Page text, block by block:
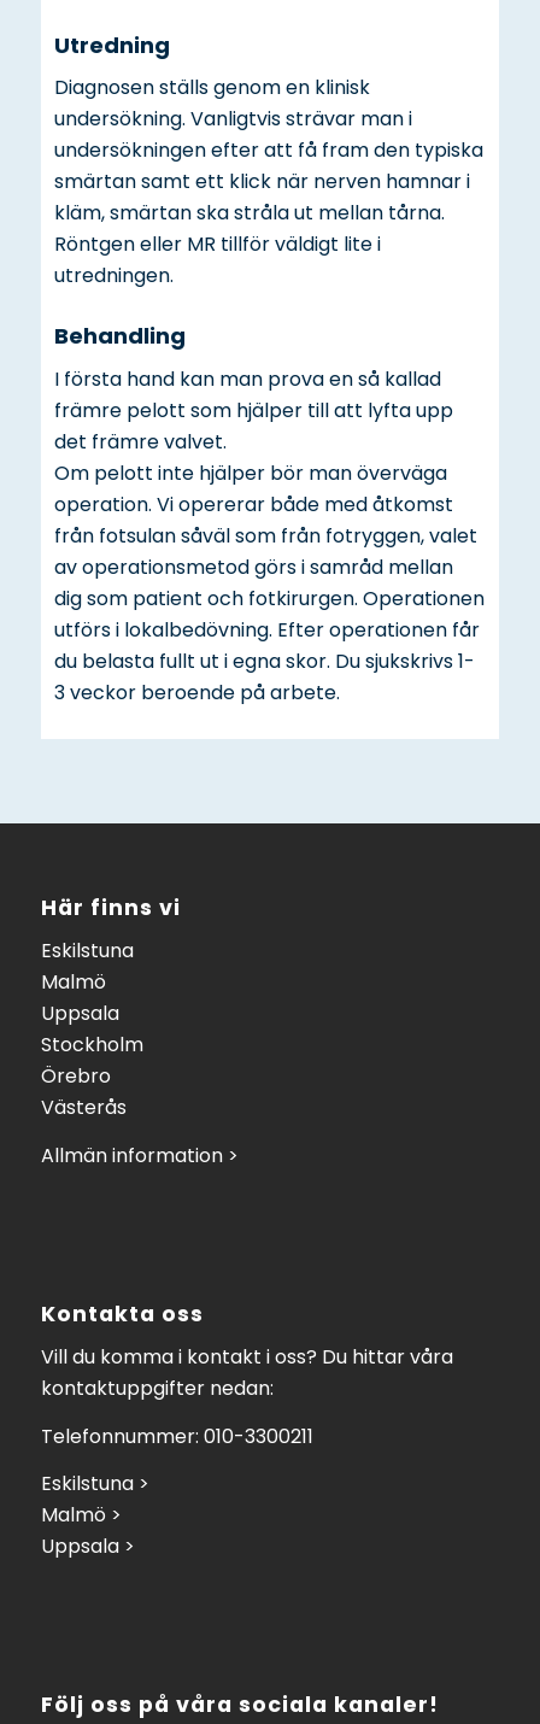
Utredning
Diagnosen ställs genom en klinisk
undersökning. Vanligtvis strävar man i
undersökningen efter att få fram den typiska
smärtan samt ett klick när nerven hamnar i
kläm, smärtan ska stråla ut mellan tårna.
Röntgen eller MR tillför väldigt lite i
utredningen.
Behandling
I första hand kan man prova en så kallad
främre pelott som hjälper till att lyfta upp
det främre valvet.
Om pelott inte hjälper bör man överväga
operation. Vi opererar både med åtkomst
från fotsulan såväl som från fotryggen, valet
av operationsmetod görs i samråd mellan
dig som patient och fotkirurgen. Operationen
utförs i lokalbedövning. Efter operationen får
du belasta fullt ut i egna skor. Du sjukskrivs 1-
3 veckor beroende på arbete.
Här finns vi
Eskilstuna
Malmö
Uppsala
Stockholm
Örebro
Västerås
Allmän information >
Kontakta oss
Vill du komma i kontakt i oss? Du hittar våra
kontaktuppgifter nedan:
Telefonnummer: 010-3300211
Eskilstuna >
Malmö >
Uppsala >
Följ oss på våra sociala kanaler!